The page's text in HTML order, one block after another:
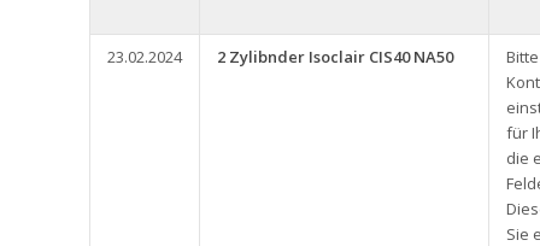
23.02.2024 2 Zylibnder Isoclair CIS40 NA50
für
die
Sie